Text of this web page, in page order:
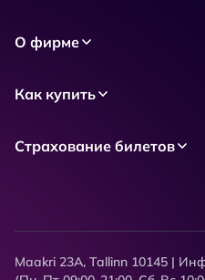
О фирме
Как купить
Страхование билетов
Maakri 23A, Tallinn 10145 |